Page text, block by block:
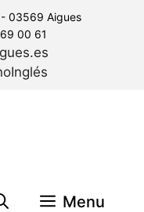
03569 Aigues
00 61
Inglés
Menu